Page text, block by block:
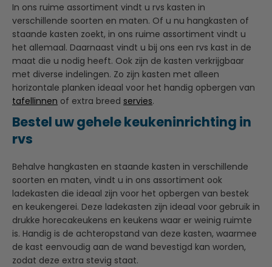
In ons ruime assortiment vindt u rvs kasten in
verschillende soorten en maten. Of u nu hangkasten of
staande kasten zoekt, in ons ruime assortiment vindt u
het allemaal. Daarnaast vindt u bij ons een rvs kast in de
maat die u nodig heeft. Ook zijn de kasten verkrijgbaar
met diverse indelingen. Zo zijn kasten met alleen
horizontale planken ideaal voor het handig opbergen van
tafellinnen of extra breed servies.
Bestel uw gehele keukeninrichting in
rvs
Behalve hangkasten en staande kasten in verschillende
soorten en maten, vindt u in ons assortiment ook
ladekasten die ideaal zijn voor het opbergen van bestek
en keukengerei. Deze ladekasten zijn ideaal voor gebruik in
drukke horecakeukens en keukens waar er weinig ruimte
is. Handig is de achteropstand van deze kasten, waarmee
de kast eenvoudig aan de wand bevestigd kan worden,
zodat deze extra stevig staat.